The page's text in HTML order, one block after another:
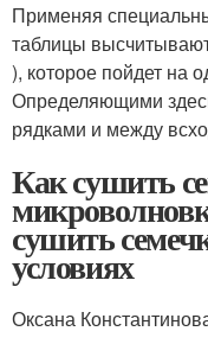
Применяя
таблицы
), которое пойдет на
Определяющими
рядками и между
Как сушить
сушить
условиях
Оксана